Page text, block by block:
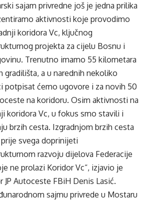
sajam privredne još je jedna prilika
aktivnosti koje provodimo
koridora Vc, ključnog
projekta za cijelu Bosnu i
Trenutno imamo 55 kilometara
gradilišta, a u narednih nekoliko
potpisat ćemo ugovore i za novih 50
na koridoru. Osim aktivnosti na
koridora Vc, u fokus smo stavili i
brzih cesta. Izgradnjom brzih cesta
svega doprinijeti
razvoju dijelova Federacije
ne prolazi Koridor Vc“, izjavio je
JP Autoceste FBiH Denis Lasić.
sajmu privrede u Mostaru